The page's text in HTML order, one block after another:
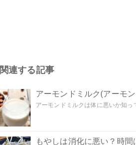
関連する記事
アーモンドミルク(アーモ
アーモンドミルクは体に悪いか知
もやしは消化に悪い？時